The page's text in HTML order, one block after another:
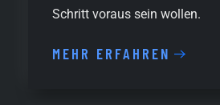
Schritt voraus sein wollen.
MEHR ERFAHREN